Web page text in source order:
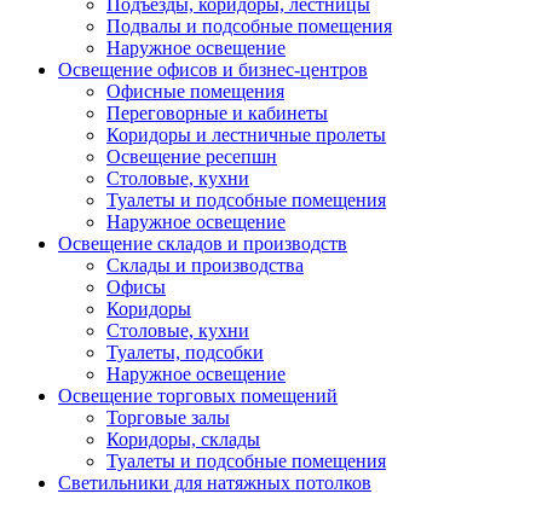
Подвалы и подсобные помещения
Наружное освещение
Освещение офисов и бизнес-центров
Офисные помещения
Переговорные и кабинеты
Коридоры и лестничные пролеты
Освещение ресепшн
Столовые, кухни
Туалеты и подсобные помещения
Наружное освещение
Освещение складов и производств
Склады и производства
Офисы
Коридоры
Столовые, кухни
Туалеты, подсобки
Наружное освещение
Освещение торговых помещений
Торговые залы
Коридоры, склады
Туалеты и подсобные помещения
Светильники для натяжных потолков